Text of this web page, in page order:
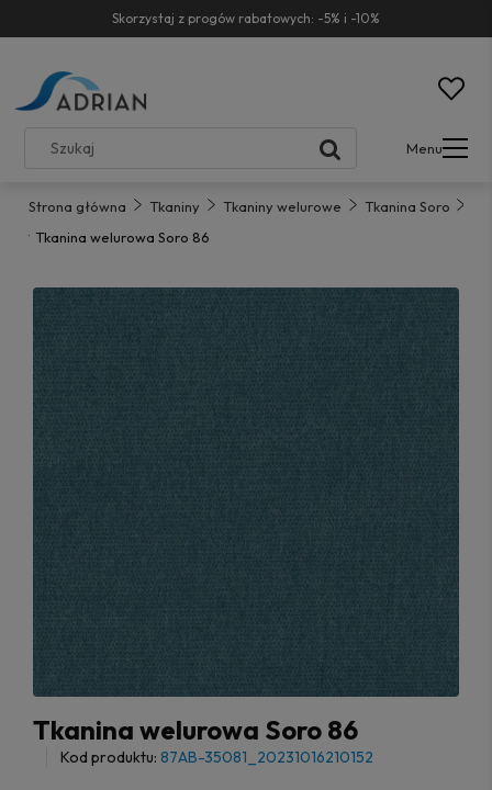
Skorzystaj z progów rabatowych: -5% i -10%
Menu
Strona główna Tkaniny Tkaniny welurowe
Tkanina Soro
Tkanina welurowa Soro 86
Tkanina welurowa Soro 86
Kod produktu: 87AB-35081_20231016210152